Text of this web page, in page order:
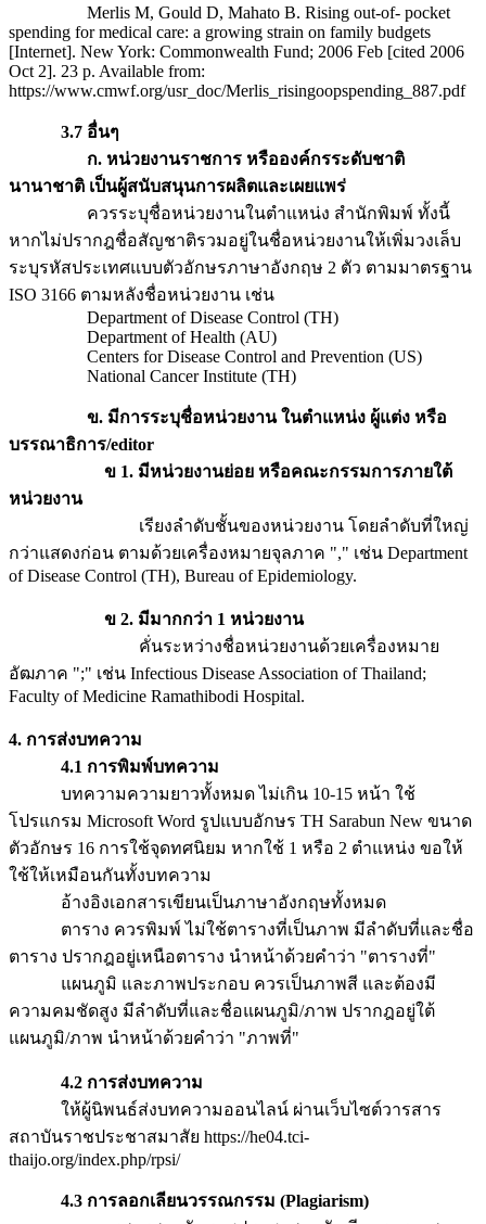
Merlis M, Gould D, Mahato B. Rising out-of- pocket
spending for medical care: a growing strain on family budgets
[Internet]. New York: Commonwealth Fund; 2006 Feb [cited 2006
Oct 2]. 23 p. Available from:
https://www.cmwf.org/usr_doc/Merlis_risingoopspending_887.pdf
3.7 อื่นๆ
ก. หน่วยงานราชการ หรือองค์กรระดับชาติ
นานาชาติ เป็นผู้สนับสนุนการผลิตและเผยแพร่
ควรระบุชื่อหน่วยงานในตำแหน่ง สำนักพิมพ์ ทั้งนี้
หากไม่ปรากฎชื่อสัญชาติรวมอยู่ในชื่อหน่วยงานให้เพิ่มวงเล็บ
ระบุรหัสประเทศแบบตัวอักษรภาษาอังกฤษ 2 ตัว ตามมาตรฐาน
ISO 3166 ตามหลังชื่อหน่วยงาน เช่น
Department of Disease Control (TH)
Department of Health (AU)
Centers for Disease Control and Prevention (US)
National Cancer Institute (TH)
ข. มีการระบุชื่อหน่วยงาน ในตำแหน่ง ผู้แต่ง หรือ
บรรณาธิการ/editor
ข 1. มีหน่วยงานย่อย หรือคณะกรรมการภายใต้
หน่วยงาน
เรียงลำดับชั้นของหน่วยงาน โดยลำดับที่ใหญ่
กว่าแสดงก่อน ตามด้วยเครื่องหมายจุลภาค "," เช่น Department
of Disease Control (TH), Bureau of Epidemiology.
ข 2. มีมากกว่า 1 หน่วยงาน
คั่นระหว่างชื่อหน่วยงานด้วยเครื่องหมาย
อัฒภาค ";" เช่น Infectious Disease Association of Thailand;
Faculty of Medicine Ramathibodi Hospital.
4. การส่งบทความ
4.1 การพิมพ์บทความ
บทความความยาวทั้งหมด ไม่เกิน 10-15 หน้า ใช้
โปรแกรม Microsoft Word รูปแบบอักษร TH Sarabun New ขนาด
ตัวอักษร 16 การใช้จุดทศนิยม หากใช้ 1 หรือ 2 ตำแหน่ง ขอให้
ใช้ให้เหมือนกันทั้งบทความ
อ้างอิงเอกสารเขียนเป็นภาษาอังกฤษทั้งหมด
ตาราง ควรพิมพ์ ไม่ใช้ตารางที่เป็นภาพ มีลำดับที่และชื่อ
ตาราง ปรากฎอยู่เหนือตาราง นำหน้าด้วยคำว่า "ตารางที่"
แผนภูมิ และภาพประกอบ ควรเป็นภาพสี และต้องมี
ความคมชัดสูง มีลำดับที่และชื่อแผนภูมิ/ภาพ ปรากฎอยู่ใต้
แผนภูมิ/ภาพ นำหน้าด้วยคำว่า "ภาพที่"
4.2 การส่งบทความ
ให้ผู้นิพนธ์ส่งบทความออนไลน์ ผ่านเว็บไซต์วารสาร
สถาบันราชประชาสมาสัย https://he04.tci-
thaijo.org/index.php/rpsi/
4.3 การลอกเลียนวรรณกรรม (Plagiarism)